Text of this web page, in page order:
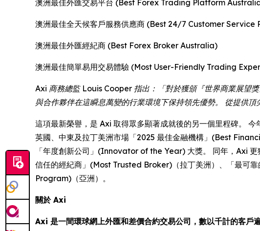
澳洲最佳外匯交易平台 (Best Forex Trading Platform
澳洲最佳全天候客戶服務供應商 (Best 24/7 Customer
澳洲最佳外匯經紀商 (Best Forex Broker Australia)
澳洲最佳簡單易用交易體驗 (Most User-Friendly Trading
Axi 商務總監 Louis Cooper 指出：「對於獲頒『世界商業展望
與合作夥伴在這瞬息萬變的行業環境下保持領先優勢。 從提供
這項最新榮譽，是 Axi 取得眾多顯著成就後的另一個里程碑。
英國、中東及拉丁美洲市場「2025 最佳金融機構」(Best
「年度創新公司」(Innovator of the Year) 大獎。 同年，Axi
信任的經紀商」(Most Trusted Broker)（拉丁美洲）、「最可
Program)（亞洲）。
關於 Axi
Axi 是一間環球網上外匯和差價合約交易公司，數以千計的客